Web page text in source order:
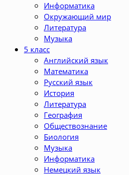
Информатика
Окружающий мир
Литература
Музыка
5 класс
Английский язык
Математика
Русский язык
История
Литература
География
Обществознание
Биология
Музыка
Информатика
Немецкий язык